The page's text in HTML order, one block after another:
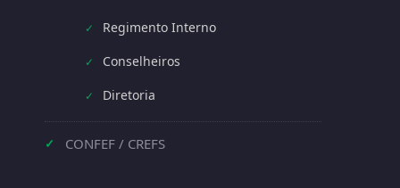
✓ Regimento Interno
✓ Conselheiros
✓ Diretoria
✓ CONFEF / CREFS